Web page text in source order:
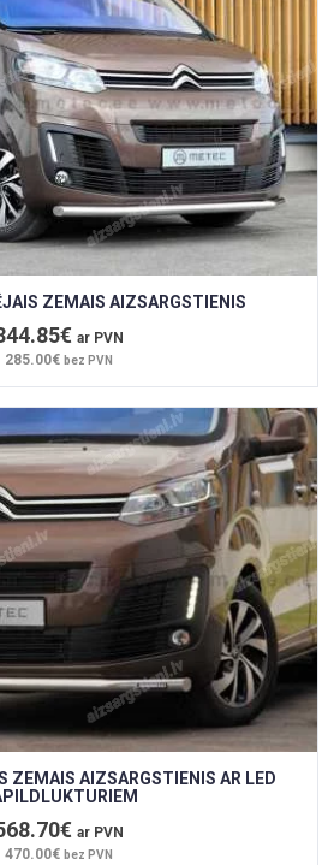
ZEMAIS AIZSARGSTIENIS
ar PVN
285.00€ bez PVN
ZEMAIS AIZSARGSTIENIS AR LED
ar PVN
470.00€ bez PVN